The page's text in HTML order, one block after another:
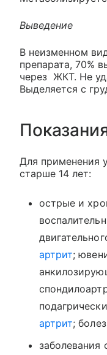
Выведение
В неизменном
препарата, 70%
через ЖКТ. Не
Выделяется с
Для применения
старше 14 лет:
острые и
артрит;
артрит;
заболевания